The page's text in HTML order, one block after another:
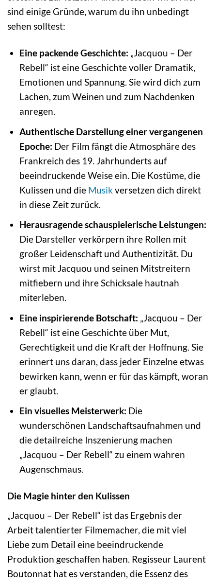
sind einige Gründe, warum du ihn unbedingt
sehen solltest:
Eine packende Geschichte: „Jacquou – Der
Rebell“ ist eine Geschichte voller Dramatik,
Emotionen und Spannung. Sie wird dich zum
Lachen, zum Weinen und zum Nachdenken
anregen.
Authentische Darstellung einer vergangenen
Epoche: Der Film fängt die Atmosphäre des
Frankreich des 19. Jahrhunderts auf
beeindruckende Weise ein. Die Kostüme, die
Kulissen und die Musik versetzen dich direkt
in diese Zeit zurück.
Herausragende schauspielerische Leistungen:
Die Darsteller verkörpern ihre Rollen mit
großer Leidenschaft und Authentizität. Du
wirst mit Jacquou und seinen Mitstreitern
mitfiebern und ihre Schicksale hautnah
miterleben.
Eine inspirierende Botschaft: „Jacquou – Der
Rebell“ ist eine Geschichte über Mut,
Gerechtigkeit und die Kraft der Hoffnung. Sie
erinnert uns daran, dass jeder Einzelne etwas
bewirken kann, wenn er für das kämpft, woran
er glaubt.
Ein visuelles Meisterwerk: Die
wunderschönen Landschaftsaufnahmen und
die detailreiche Inszenierung machen
„Jacquou – Der Rebell“ zu einem wahren
Augenschmaus.
Die Magie hinter den Kulissen
„Jacquou – Der Rebell“ ist das Ergebnis der
Arbeit talentierter Filmemacher, die mit viel
Liebe zum Detail eine beeindruckende
Produktion geschaffen haben. Regisseur Laurent
Boutonnat hat es verstanden, die Essenz des